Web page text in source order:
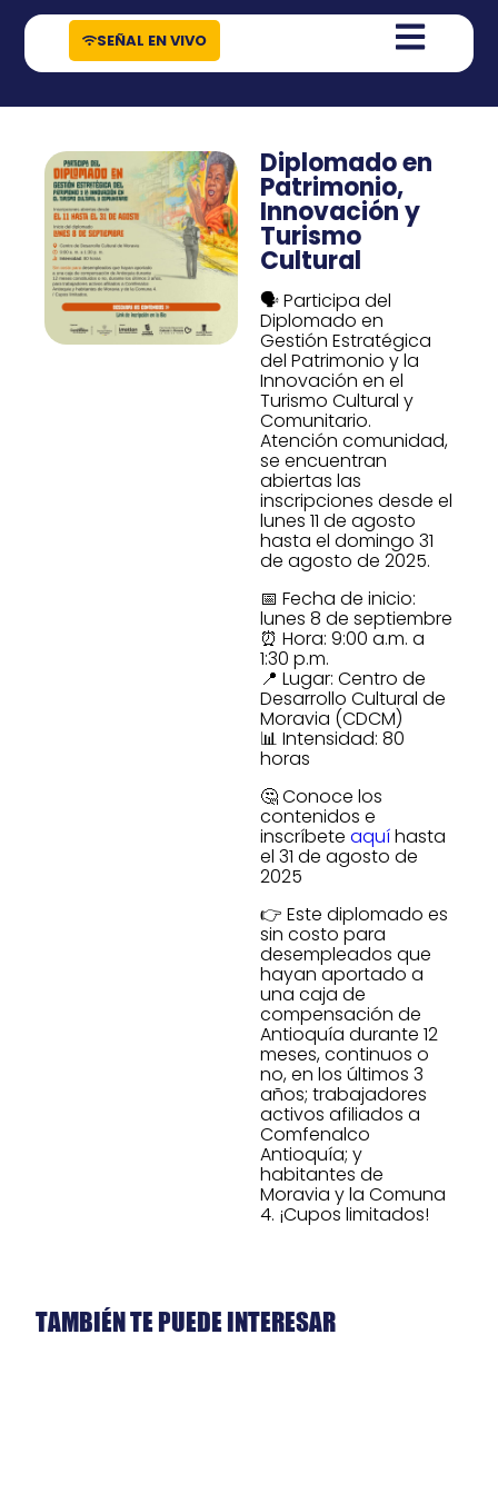
contenido
SEÑAL EN VIVO
Diplomado en
Patrimonio,
Innovación y
Turismo
Cultural
🗣️ Participa del
Diplomado en
Gestión Estratégica
del Patrimonio y la
Innovación en el
Turismo Cultural y
Comunitario.
Atención comunidad,
se encuentran
abiertas las
inscripciones desde el
lunes 11 de agosto
hasta el domingo 31
de agosto de 2025.
📅 Fecha de inicio:
lunes 8 de septiembre
⏰ Hora: 9:00 a.m. a
1:30 p.m.
📍 Lugar: Centro de
Desarrollo Cultural de
Moravia (CDCM)
📊 Intensidad: 80
horas
🤔 Conoce los
contenidos e
inscríbete aquíhasta
el 31 de agosto de
2025
👉 Este diplomado es
sin costo para
desempleados que
hayan aportado a
una caja de
compensación de
Antioquía durante 12
meses, continuos o
no, en los últimos 3
años; trabajadores
activos afiliados a
Comfenalco
Antioquía; y
habitantes de
Moravia y la Comuna
4. ¡Cupos limitados!
TAMBIÉN TE PUEDE INTERESAR